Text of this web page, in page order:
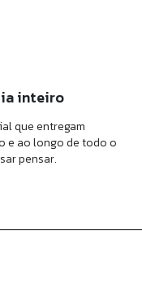
inteiro
que entregam
e ao longo de todo o
pensar.